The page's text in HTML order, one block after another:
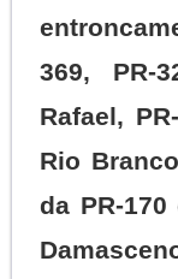
369, PR-
Rafael,
Rio
da PR-